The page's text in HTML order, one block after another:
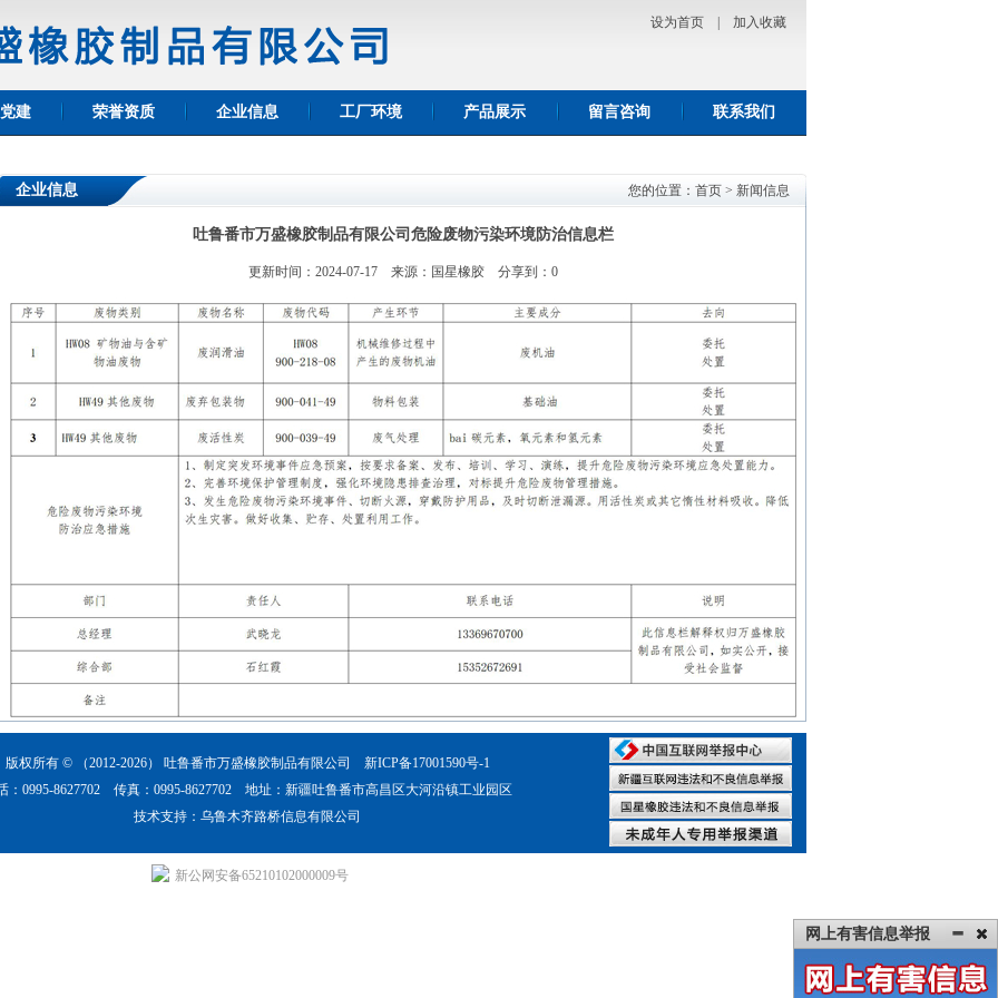
设为首页 加入收藏
建 荣誉资质 企业信息 工厂环境 产品展示 留言咨询 联系我们
企业信息 您的位置： 首页 > 新闻信息
吐鲁番市万盛橡胶制品有限公司危险废物污染环境防治信息栏
更新时间：2024-07-17 来源：国星橡胶 分享到： 0
版权所有 © （2012-2026） 吐鲁番市万盛橡胶制品有限公司
新ICP备17001590号-1
：0995-8627702 传真：0995-8627702 地址：新疆吐鲁番市高昌区大河沿镇工业园区
技术支持： 乌鲁木齐路桥信息有限公司
新公网安备65210102000009号
网上有害信息举报